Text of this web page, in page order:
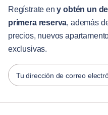
Servicios para huéspedes
Guías de ciudades
Socios
Operadores de alquiler
Propietarios
Socios de franquicia
English
Português
Español
Français
Türkçe
Regístrate eny obtén un
primera reserva, además
precios, nuevos
exclusivas.
Tu dirección de correo